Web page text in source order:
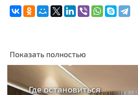
Показать полностью
Где остановиться